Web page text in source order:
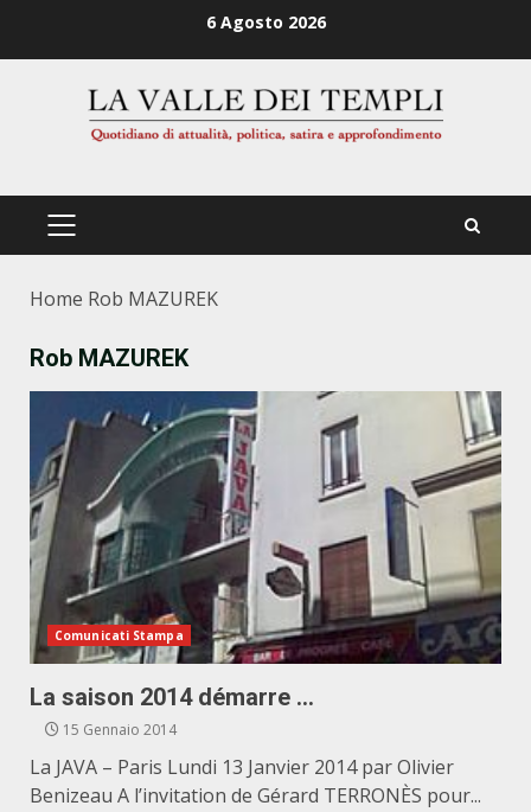
6 Agosto 2026
PRIMÄRES
Home Rob MAZUREK
Rob MAZUREK
Comunicati Stampa
La saison 2014 démarre …
15 Gennaio 2014
La JAVA – Paris Lundi 13 Janvier 2014 par Olivier
Benizeau A l’invitation de Gérard TERRONÈS pour...